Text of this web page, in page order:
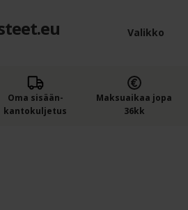
Valikko
Oma sisään­
kantokuljetus
Maksuaikaa jopa
36kk